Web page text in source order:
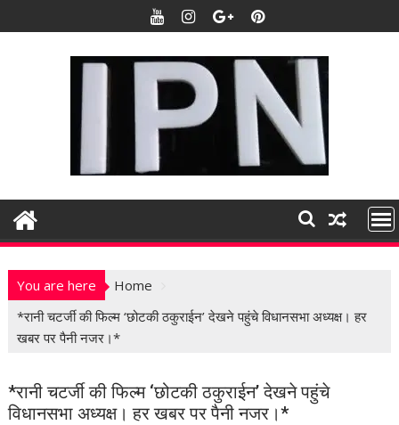
k
t
n
You are here
Home
*रानी चटर्जी की फिल्‍म ‘छोटकी ठकुराईन’ देखने पहुंचे विधानसभा अध्‍यक्ष। हर
खबर पर पैनी नजर।*
*रानी चटर्जी की फिल्‍म ‘छोटकी ठकुराईन’ देखने पहुंचे
विधानसभा अध्‍यक्ष। हर खबर पर पैनी नजर।*